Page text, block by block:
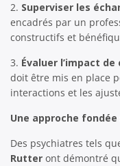
2. Superviser les
encadrés par un
constructifs et
3. Évaluer l’impact
doit être mis en place
interactions et les
Une approche
Des psychiatres tels
Rutter ont démontré